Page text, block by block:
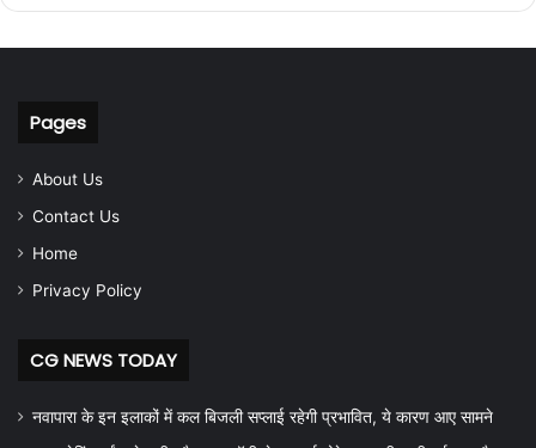
Pages
About Us
Contact Us
Home
Privacy Policy
CG NEWS TODAY
नवापारा के इन इलाकों में कल बिजली सप्लाई रहेगी प्रभावित, ये कारण आए सामने